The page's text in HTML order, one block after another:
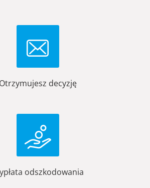
Otrzymujesz decyzję
odszkodowania